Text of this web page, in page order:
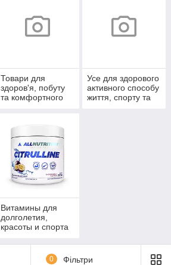
Товари для
здоров'я, побуту
та комфортного
Усе для здорового
активного способу
життя, спорту та
Витамины для
долголетия,
красоты и спорта
0 Фільтри